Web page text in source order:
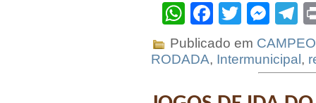
WhatsApp
Facebook
Twitter
Publicado em
RODADA, Intermunicipal ,